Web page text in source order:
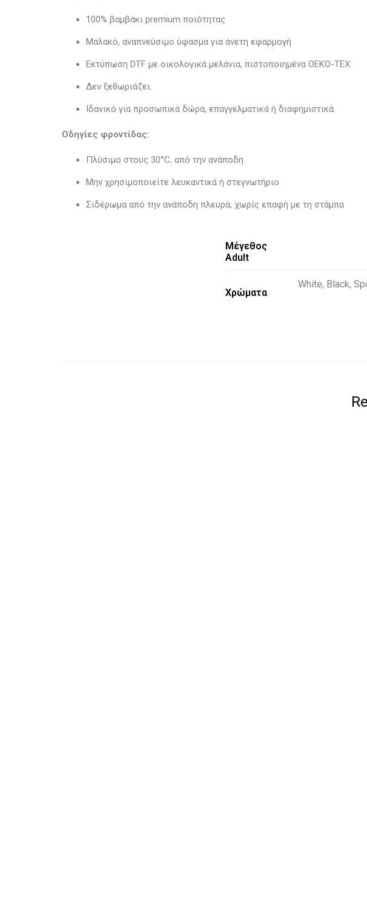
100% βαμβάκι premium ποιότητας
Μαλακό, αναπνεύσιμο ύφασμα για άνετη εφαρμογή
Εκτύπωση DTF με οικολογικά μελάνια, πιστοποιημένα OEKO-TEX
Δεν ξεθωριάζει.
Ιδανικό για προσωπικά δώρα, επαγγελματικά ή διαφημιστικά.
Οδηγίες φροντίδας:
Πλύσιμο στους 30°C, από την ανάποδη
Μην χρησιμοποιείτε λευκαντικά ή στεγνωτήριο
Σιδέρωμα από την ανάποδη πλευρά, χωρίς επαφή με τη στάμπα
Μέγεθος
Adult
Χρώματα
White, Black,